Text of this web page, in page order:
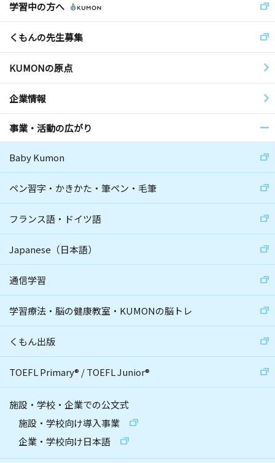
学習中の方へ
くもんの先生募集
KUMONの原点
企業情報
事業・活動の広がり
Baby Kumon
ペン習字・かきかた・筆ペン・毛筆
フランス語・ドイツ語
Japanese（日本語）
通信学習
学習療法・脳の健康教室・KUMONの脳トレ
くもん出版
TOEFL Primary® /TOEFL Junior®
施設・学校・企業での公文式
施設・学校向け導入事業
企業・学校向け日本語